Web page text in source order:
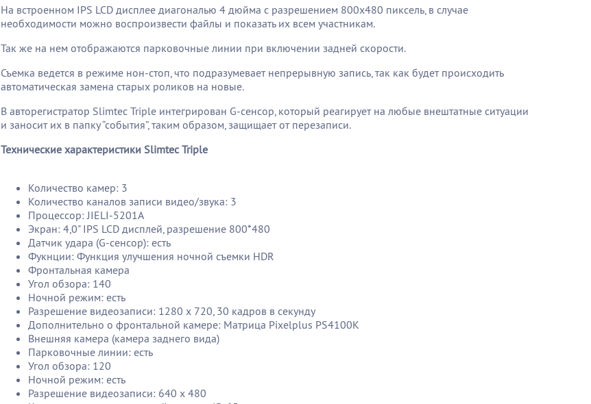
На встроенном IPS LCD дисплее диагональю 4 дюйма с разрешением 800х480 пиксель, в случае
необходимости можно воспроизвести файлы и показать их всем участникам.
Так же на нем отображаются парковочные линии при включении задней скорости.
Съемка ведется в режиме нон-стоп, что подразумевает непрерывную запись, так как будет происходить
автоматическая замена старых роликов на новые.
В авторегистратор Slimtec Triple интегрирован G-сенсор, который реагирует на любые внештатные ситуации
и заносит их в папку “события”, таким образом, защищает от перезаписи.
Технические характеристики Slimtec Triple
Количество камер: 3
Количество каналов записи видео/звука: 3
Процессор: JIELI-5201A
Экран: 4,0" IPS LCD дисплей, разрешение 800*480
Датчик удара (G-сенсор): есть
Фукнции: Функция улучшения ночной съемки HDR
Фронтальная камера
Угол обзора: 140
Ночной режим: есть
Разрешение видеозаписи: 1280 x 720, 30 кадров в секунду
Дополнительно о фронтальной камере: Матрица Pixelplus PS4100K
Внешняя камера (камера заднего вида)
Парковочные линии: есть
Угол обзора: 120
Ночной режим: есть
Разрешение видеозаписи: 640 х 480